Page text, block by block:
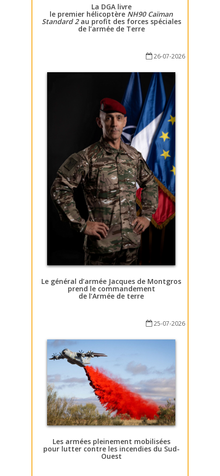
La DGA livre
le premier hélicoptère NH90 Caïman
Standard 2au profit des forces spéciales
de l’armée de Terre
26-07-2026
Le général d’armée Jacques de Montgros
prend le commandement
de l’Armée de terre
25-07-2026
Les armées pleinement mobilisées
pour lutter contre les incendies du Sud-
Ouest